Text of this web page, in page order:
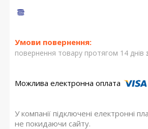
повернення товару протягом 14 днів
У компанії підключені електронні
не покидаючи сайту.